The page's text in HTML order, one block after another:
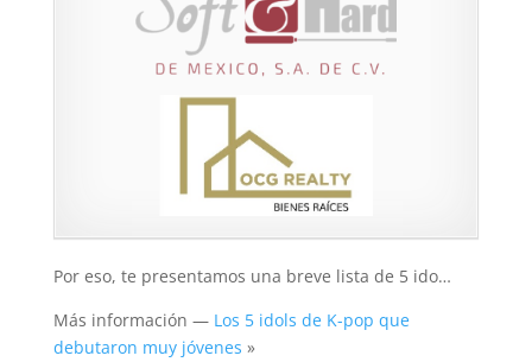
Por eso, te presentamos una breve lista de 5 ido…
Más información — Los 5 idols de K-pop que
debutaron muy jóvenes »